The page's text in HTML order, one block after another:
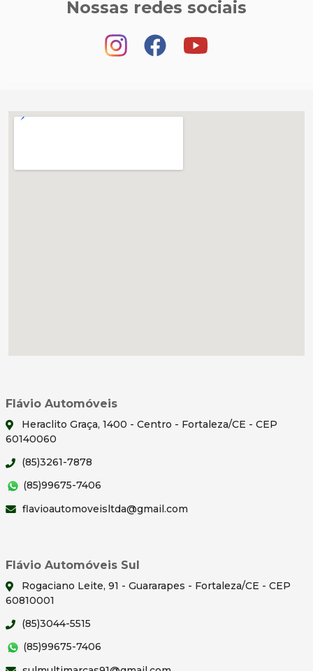
Nossas redes sociais
Flávio Automóveis
Heraclito Graça, 1400 - Centro - Fortaleza/CE - CEP
60140060
(85)3261-7878
(85)99675-7406
flavioautomoveisltda@gmail.com
Flávio Automóveis Sul
Rogaciano Leite, 91 - Guararapes - Fortaleza/CE - CEP
60810001
(85)3044-5515
(85)99675-7406